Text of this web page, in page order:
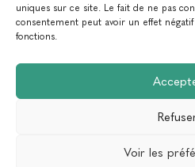
uniques sur ce site. Le fait de ne pas
consentement peut avoir un effet
fonctions.
Voir les
NEWSLETTER
Newsletter
Abonnez-vous à la newsletter du